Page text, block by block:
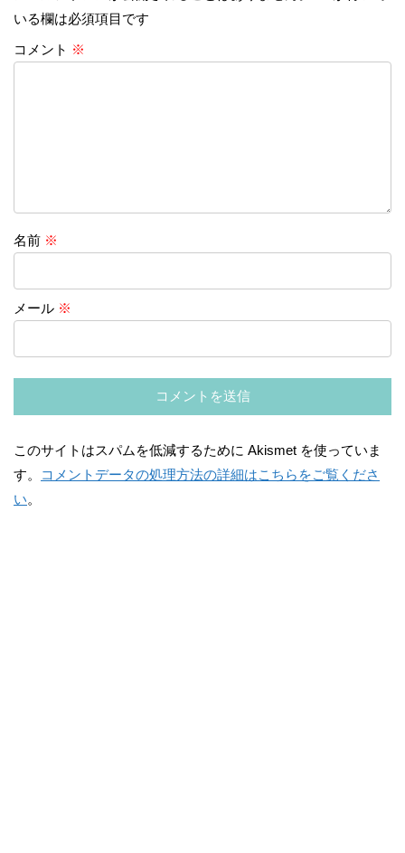
いる欄は必須項目です
コメント ※
名前 ※
メール ※
このサイトはスパムを低減するために Akismet を使っていま
す。
コメントデータの処理方法の詳細はこちらをご覧くださ
い。